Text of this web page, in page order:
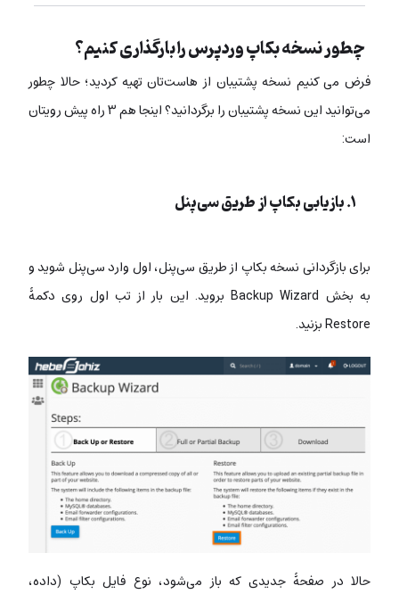
چطور نسخه بکاپ وردپرس را بارگذاری کنیم؟
فرض می کنیم نسخه پشتیبان از هاست‌تان تهیه کردید؛ حالا چطور
می‌توانید این نسخه پشتیبان را برگردانید؟ اینجا هم ۳ راه پیش رویتان
است:
۱. بازیابی بکاپ از طریق سی‌پنل
برای بازگردانی نسخه بکاپ از طریق سی‌پنل، اول وارد سی‌پنل شوید و
به بخش Backup Wizard بروید. این بار از تب اول روی دکمۀ
Restore بزنید.
حالا در صفحۀ جدیدی که باز می‌شود، نوع فایل بکاپ (داده،